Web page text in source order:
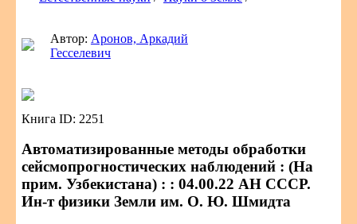
Автор: Аронов, Аркадий
Гесселевич
Книга ID: 2251
Автоматизированные методы обработки
сейсмопрогностических наблюдений : (На
прим. Узбекистана) : : 04.00.22 АН СССР.
Ин-т физики Земли им. О. Ю. Шмидта